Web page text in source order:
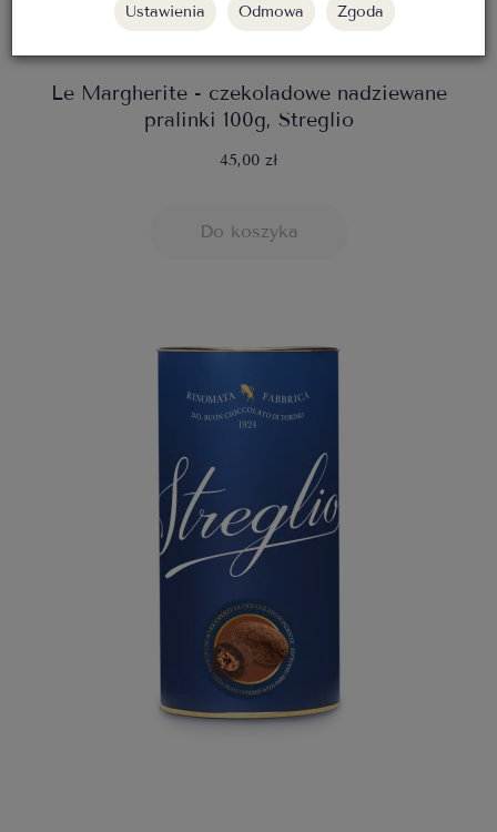
Le Margherite - czekoladowe nadziewane
pralinki 100g, Streglio
45,00 zł
Do koszyka
Ustawienia Odmowa Zgoda